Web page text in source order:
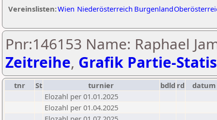
Vereinslisten:Wien Niederösterreich Burgenland
Pnr:146153 Name: Raphael
Zeitreihe, Grafik Partie-
tnr St turnier bdld rd
datum
Elozahl per 01.01.2025
Elozahl per 01.04.2025